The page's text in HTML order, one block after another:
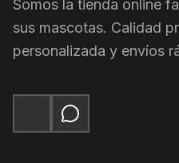
Somos la tienda online
sus mascotas. Calidad
personalizada y envíos